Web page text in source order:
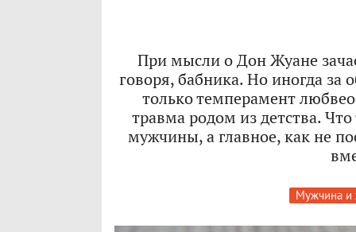
При мысли о Дон Жуане
говоря, бабника. Но иногда за
только темперамент
травма родом из детства.
мужчины, а главное, как не
Мужчина